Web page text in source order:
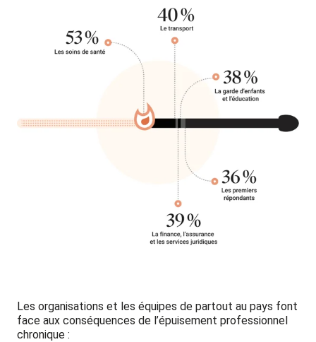
Les organisations et les équipes de partout au pays font
face aux conséquences de l’épuisement professionnel
chronique :